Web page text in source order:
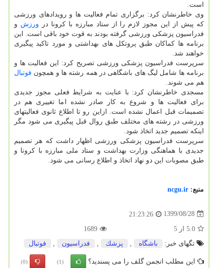
است.
وی خاطرنشان کرد: برگزاری تمام فعالیت ها و رویدادهای ورزشی
که پیش از این مجوز لازم را از ستاد مبارزه با کرونا در ورزش و
فدراسیون پزشکی ورزشی گرفته بودند به قوت خود باقی است. این
برنامه ها کماکان طبق پروتکل های بهداشتی و مورد تاکید پیگیری
خواهند شد.
سرپرست فدراسیون پزشکی ورزشی تصریح کرد: این فعالیت ها و
برنامه ها شامل لیگ های باشگاهی در همه رشته ها و همچون فوتبال
هم می شوند.
مسجدی خاطرنشان کرد: با عنایت به شرایط فعلی مجوز جدیدی
برای فعالیت ها و شروع به کار صادر نشده اما تغییری هم در
تصمیمات قبل اعمال نشده است. ازاین رو تا اطلاع ثانوی فعالیتهای
ورزشی در رشته های مختلف طبق روال قبل پیگیری می شود مگر
اینکه تصمیم جدید اتخاذ شود.
سرپرست فدراسیون پزشکی ورزشی اظهار داشت که هر تصمیم
جدیدی با هماهنگی وزارت بهداشت و ستاد ملی مبارزه با کرونا و
طبق مصوبات این دو نهاد اتخاذ و اطلاع رسانی می شود.
منبع: ncgu.ir
1399/08/28
21:23:26
5.0 از 5
1689
تگهای خبر:
باشگاه پزشك فدراسیون فوتبال
این مطلب انجمن گلف را می پسندید؟ (1)
(0)